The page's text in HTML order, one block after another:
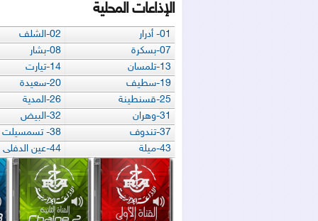
الإذاعات المحلية
01- أدرار
02-الشلف
07-بسكرة
08-بشار
13-تلمسان
14-تيارت
19-سطيف
20-سعيدة
25-قسنطينة
26-المدية
31-وهران
32-البيض
37-تندوف
38- تسمسيلت
43-ميلة
44-عين الدفلى